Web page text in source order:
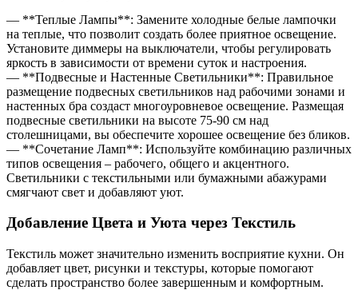
— **Теплые Лампы**: Замените холодные белые лампочки
на теплые, что позволит создать более приятное освещение.
Установите диммеры на выключатели, чтобы регулировать
яркость в зависимости от времени суток и настроения.
— **Подвесные и Настенные Светильники**: Правильное
размещение подвесных светильников над рабочими зонами и
настенных бра создаст многоуровневое освещение. Размещая
подвесные светильники на высоте 75-90 см над
столешницами, вы обеспечите хорошее освещение без бликов.
— **Сочетание Ламп**: Используйте комбинацию различных
типов освещения – рабочего, общего и акцентного.
Светильники с текстильными или бумажными абажурами
смягчают свет и добавляют уют.
Добавление Цвета и Уюта через Текстиль
Текстиль может значительно изменить восприятие кухни. Он
добавляет цвет, рисунки и текстуры, которые помогают
сделать пространство более завершенным и комфортным.